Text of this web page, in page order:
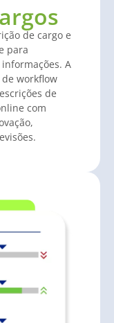
de cargo e
para
A
workflow
de
com